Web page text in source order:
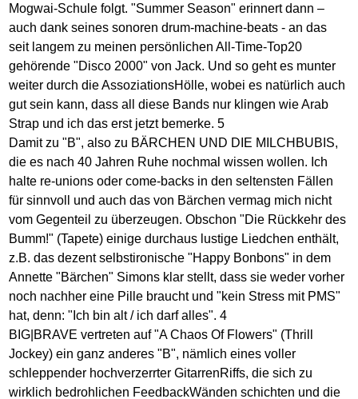
Mogwai-Schule folgt. "Summer Season" erinnert dann –
auch dank seines sonoren drum-machine-beats - an das
seit langem zu meinen persönlichen All-Time-Top20
gehörende "Disco 2000" von Jack. Und so geht es munter
weiter durch die AssoziationsHölle, wobei es natürlich auch
gut sein kann, dass all diese Bands nur klingen wie Arab
Strap und ich das erst jetzt bemerke. 5
Damit zu "B", also zu BÄRCHEN UND DIE MILCHBUBIS,
die es nach 40 Jahren Ruhe nochmal wissen wollen. Ich
halte re-unions oder come-backs in den seltensten Fällen
für sinnvoll und auch das von Bärchen vermag mich nicht
vom Gegenteil zu überzeugen. Obschon "Die Rückkehr des
Bumm!" (Tapete) einige durchaus lustige Liedchen enthält,
z.B. das dezent selbstironische "Happy Bonbons" in dem
Annette "Bärchen" Simons klar stellt, dass sie weder vorher
noch nachher eine Pille braucht und "kein Stress mit PMS"
hat, denn: "Ich bin alt / ich darf alles". 4
BIG|BRAVE vertreten auf "A Chaos Of Flowers" (Thrill
Jockey) ein ganz anderes "B", nämlich eines voller
schleppender hochverzerrter GitarrenRiffs, die sich zu
wirklich bedrohlichen FeedbackWänden schichten und die